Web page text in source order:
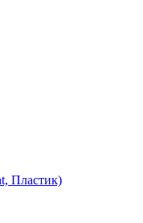
Пластик)